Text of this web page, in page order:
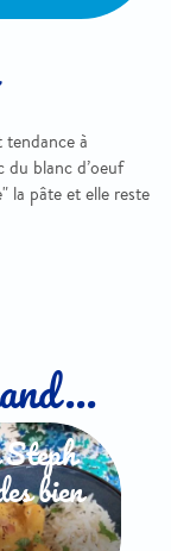
à
du blanc d’oeuf
la pâte et elle reste
Steph
bien